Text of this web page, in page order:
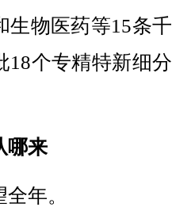
生物医药等15条
18个专精特新细
哪来
年。